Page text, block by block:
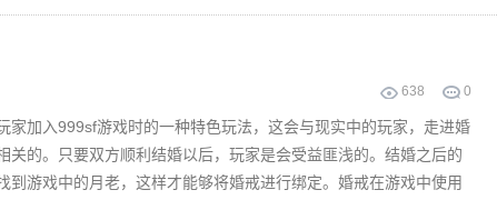
638 0
家加入999sf游戏时的一种特色玩法，这会与现实中的玩家，走进婚
关的。只要双方顺利结婚以后，玩家是会受益匪浅的。结婚之后的
到游戏中的月老，这样才能够将婚戒进行绑定。婚戒在游戏中使用